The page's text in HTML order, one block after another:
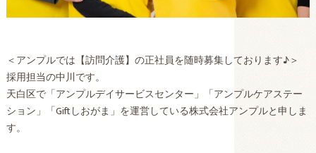
＜アンプルでは【訪問介護】の正社員を随時募集しております♪＞
採用担当の中川です。
天白区で「アンプルデイサービスセンター」「アンプルケアステー
ション」「Giftしおがま」を運営している株式会社アンプルと申しま
す。